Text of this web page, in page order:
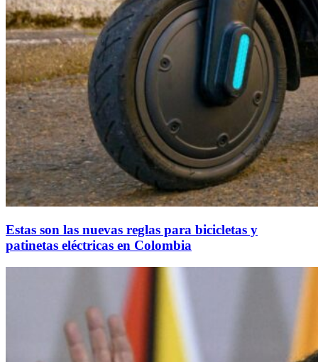
Estas son las nuevas reglas para bicicletas y
patinetas eléctricas en Colombia